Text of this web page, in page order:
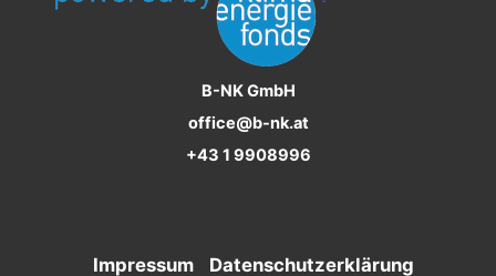
B-NK GmbH
office@b-nk.at
+43 1 9908996
Impressum Datenschutzerklärung